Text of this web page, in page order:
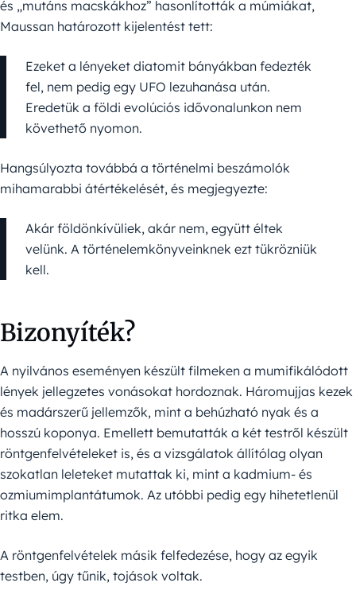
és „mutáns macskákhoz” hasonlították a múmiákat,
Maussan határozott kijelentést tett:
Ezeket a lényeket diatomit bányákban fedezték
fel, nem pedig egy UFO lezuhanása után.
Eredetük a földi evolúciós idővonalunkon nem
követhető nyomon.
Hangsúlyozta továbbá a történelmi beszámolók
mihamarabbi átértékelését, és megjegyezte:
Akár földönkívüliek, akár nem, együtt éltek
velünk. A történelemkönyveinknek ezt tükrözniük
kell.
Bizonyíték?
A nyilvános eseményen készült filmeken a mumifikálódott
lények jellegzetes vonásokat hordoznak. Háromujjas kezek
és madárszerű jellemzők, mint a behúzható nyak és a
hosszú koponya. Emellett bemutatták a két testről készült
röntgenfelvételeket is, és a vizsgálatok állítólag olyan
szokatlan leleteket mutattak ki, mint a kadmium- és
ozmiumimplantátumok. Az utóbbi pedig egy hihetetlenül
ritka elem.
A röntgenfelvételek másik felfedezése, hogy az egyik
testben, úgy tűnik, tojások voltak.